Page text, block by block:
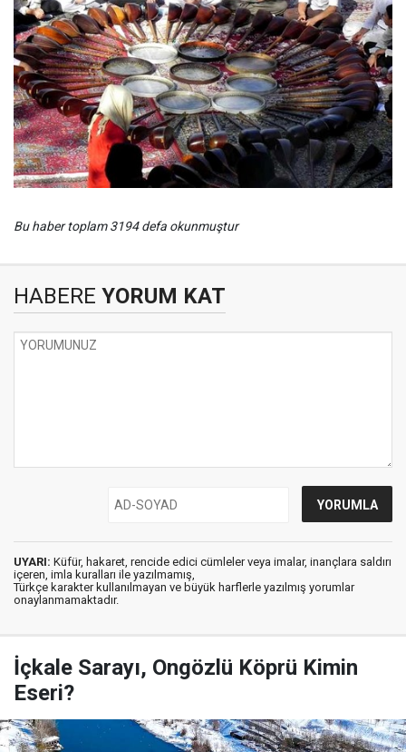
Bu haber toplam 3194 defa okunmuştur
HABERE YORUM KAT
UYARI: Küfür, hakaret, rencide edici cümleler veya imalar, inançlara saldırı
içeren, imla kuralları ile yazılmamış,
Türkçe karakter kullanılmayan ve büyük harflerle yazılmış yorumlar
onaylanmamaktadır.
İçkale Sarayı, Ongözlü Köprü Kimin
Eseri?